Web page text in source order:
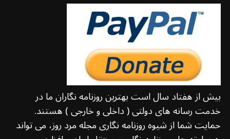
بیش از هفتاد سال است بهترین روزنامه نگاران ما در
خدمت رسانه های دولتی ( داخلی و خارجی ) هستند.
حمایت شما از شیوه روزنامه نگاری مجله مرد روز، می تواند